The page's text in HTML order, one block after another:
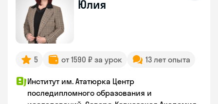
Юлия
5 от 1590 ₽ за урок 13 лет опыта
Институт им. Ататюрка Центр
последипломного образования и